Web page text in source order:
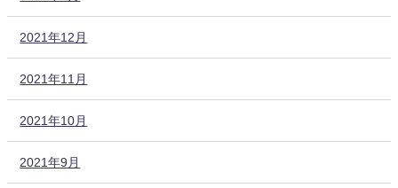
2021年12月
2021年11月
2021年10月
2021年9月